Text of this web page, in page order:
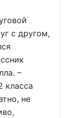
с другом,
–
класса
не